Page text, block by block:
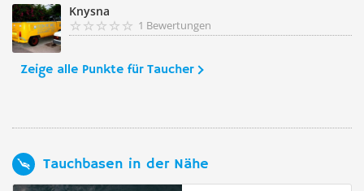
Knysna
1 Bewertungen
Zeige alle Punkte für Taucher
Tauchbasen in der Nähe